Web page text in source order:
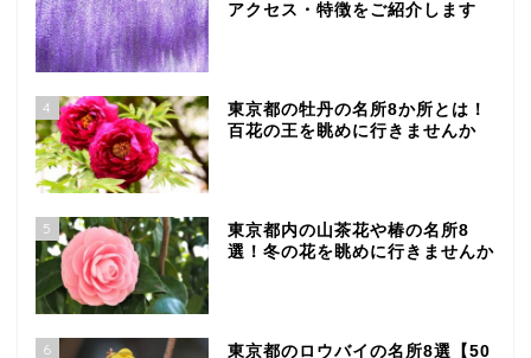
アクセス・特徴をご紹介します
4
東京都の牡丹の名所8か所とは！
百花の王を眺めに行きませんか
5
東京都内の山茶花や椿の名所8
選！冬の花を眺めに行きませんか
6
東京都のロウバイの名所8選【50